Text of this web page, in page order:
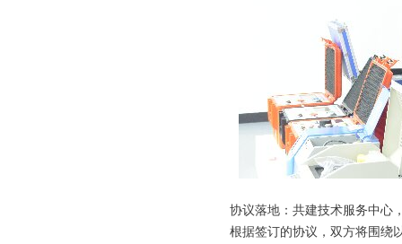
协议落地：共建技术服务中心
根据签订的协议，双方将围绕